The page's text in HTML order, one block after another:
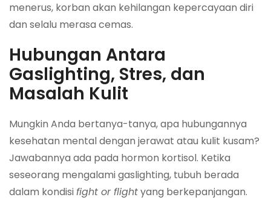
menerus, korban akan kehilangan kepercayaan diri
dan selalu merasa cemas.
Hubungan Antara
Gaslighting, Stres, dan
Masalah Kulit
Mungkin Anda bertanya-tanya, apa hubungannya
kesehatan mental dengan jerawat atau kulit kusam?
Jawabannya ada pada hormon kortisol. Ketika
seseorang mengalami gaslighting, tubuh berada
dalam kondisifight or flightyang berkepanjangan.